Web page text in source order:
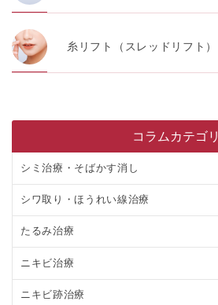
糸リフト（スレッドリフト）
コラムカテゴリ
シミ治療・そばかす消し
シワ取り・ほうれい線治療
たるみ治療
ニキビ治療
ニキビ跡治療